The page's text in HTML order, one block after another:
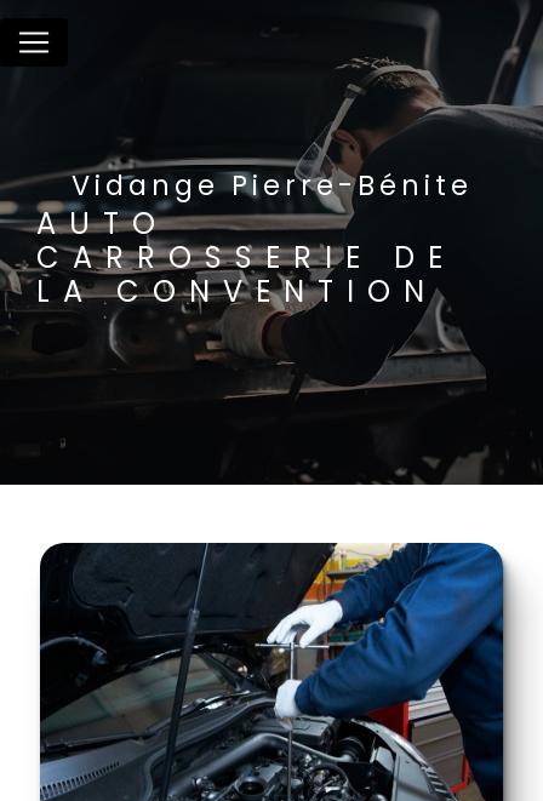
Vidange Pierre-Bénite
AUTO
CARROSSERIE DE
LA CONVENTION
Panneau de gestion des cookies